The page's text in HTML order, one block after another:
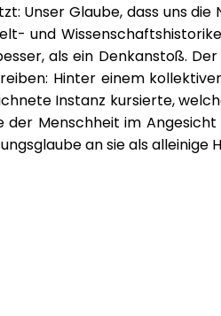
Unser Glaube, dass uns die
und
als ein Denkanstoß.
Hinter einem
Instanz kursierte,
Menschheit im
an sie als alleinige